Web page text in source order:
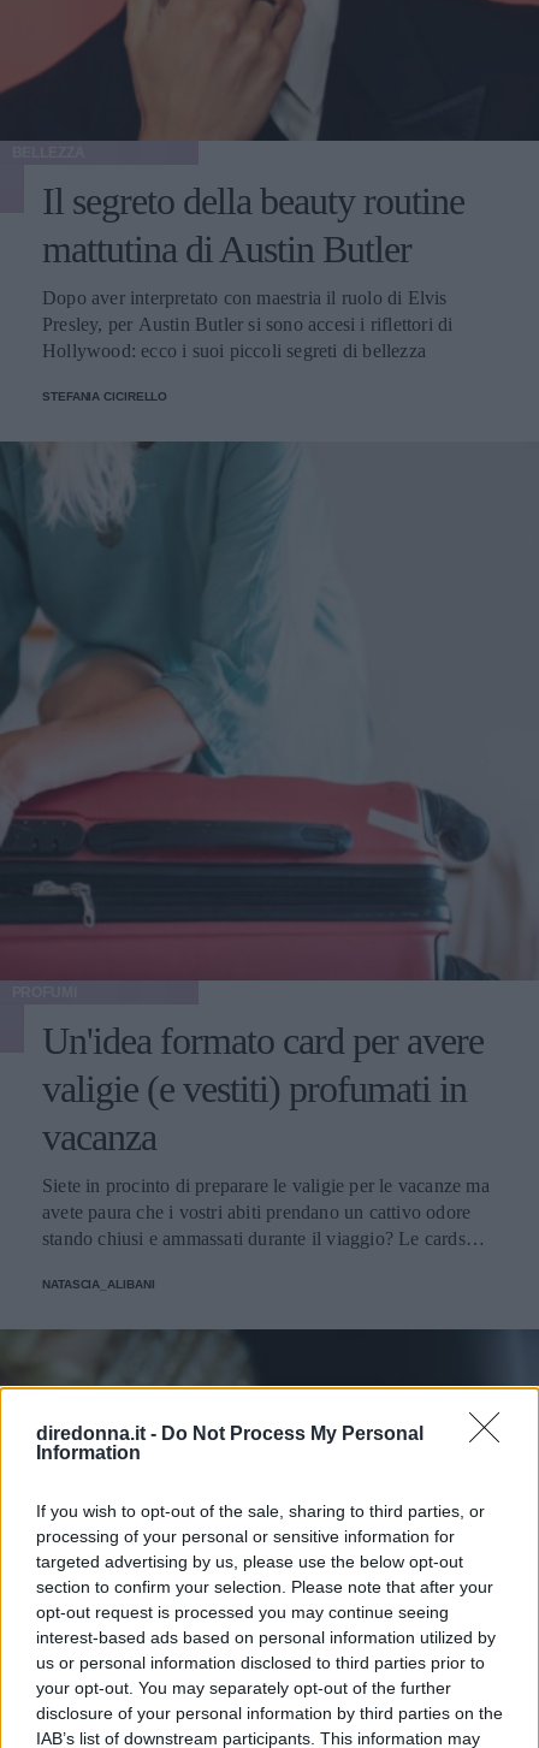
diredonna.it - Do Not Process My Personal
Information
If you wish to opt-out of the sale, sharing to third parties, or
processing of your personal or sensitive information for
targeted advertising by us, please use the below opt-out
section to confirm your selection. Please note that after your
opt-out request is processed you may continue seeing
interest-based ads based on personal information utilized by
us or personal information disclosed to third parties prior to
your opt-out. You may separately opt-out of the further
disclosure of your personal information by third parties on the
IAB’s list of downstream participants. This information may
Il segreto della beauty routine
mattutina di Austin Butler
Dopo aver interpretato con maestria il ruolo di Elvis
Presley, per Austin Butler si sono accesi i riflettori di
Hollywood: ecco i suoi piccoli segreti di bellezza
STEFANIA CICIRELLO
Un'idea formato card per avere
valigie (e vestiti) profumati in
vacanza
Siete in procinto di preparare le valigie per le vacanze ma
avete paura che i vostri abiti prendano un cattivo odore
stando chiusi e ammassati durante il viaggio? Le cards
NATASCIA_ALIBANI